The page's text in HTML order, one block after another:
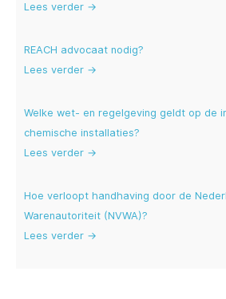
Lees verder →
REACH advocaat nodig?
Lees verder →
Welke wet- en regelgeving geldt op de
chemische installaties?
Lees verder →
Hoe verloopt handhaving door de
Warenautoriteit (NVWA)?
Lees verder →